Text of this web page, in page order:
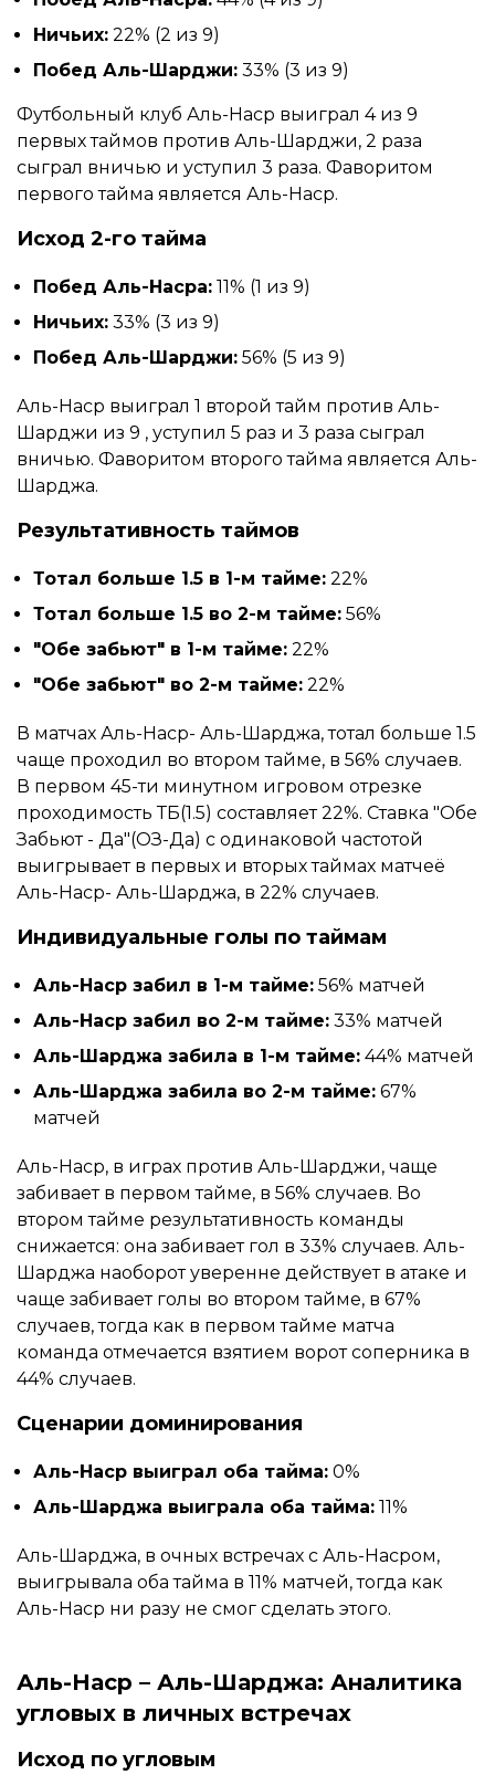
Ничьих: 22% (2 из 9)
Побед Аль-Шарджи: 33% (3 из 9)
Футбольный клуб Аль-Наср выиграл 4 из 9
первых таймов против Аль-Шарджи, 2 раза
сыграл вничью и уступил 3 раза. Фаворитом
первого тайма является Аль-Наср.
Исход 2-го тайма
Побед Аль-Насра: 11% (1 из 9)
Ничьих: 33% (3 из 9)
Побед Аль-Шарджи: 56% (5 из 9)
Аль-Наср выиграл 1 второй тайм против Аль-
Шарджи из 9 , уступил 5 раз и 3 раза сыграл
вничью. Фаворитом второго тайма является Аль-
Шарджа.
Результативность таймов
Тотал больше 1.5 в 1-м тайме: 22%
Тотал больше 1.5 во 2-м тайме: 56%
"Обе забьют" в 1-м тайме: 22%
"Обе забьют" во 2-м тайме: 22%
В матчах Аль-Наср- Аль-Шарджа, тотал больше 1.5
чаще проходил во втором тайме, в 56% случаев.
В первом 45-ти минутном игровом отрезке
проходимость ТБ(1.5) составляет 22%. Ставка "Обе
Забьют - Да"(ОЗ-Да) с одинаковой частотой
выигрывает в первых и вторых таймах матчеё
Аль-Наср- Аль-Шарджа, в 22% случаев.
Индивидуальные голы по таймам
Аль-Наср забил в 1-м тайме: 56% матчей
Аль-Наср забил во 2-м тайме: 33% матчей
Аль-Шарджа забила в 1-м тайме: 44% матчей
Аль-Шарджа забила во 2-м тайме: 67%
матчей
Аль-Наср, в играх против Аль-Шарджи, чаще
забивает в первом тайме, в 56% случаев. Во
втором тайме результативность команды
снижается: она забивает гол в 33% случаев. Аль-
Шарджа наоборот уверенне действует в атаке и
чаще забивает голы во втором тайме, в 67%
случаев, тогда как в первом тайме матча
команда отмечается взятием ворот соперника в
44% случаев.
Сценарии доминирования
Аль-Наср выиграл оба тайма: 0%
Аль-Шарджа выиграла оба тайма: 11%
Аль-Шарджа, в очных встречах с Аль-Насром,
выигрывала оба тайма в 11% матчей, тогда как
Аль-Наср ни разу не смог сделать этого.
Аль-Наср – Аль-Шарджа: Аналитика
угловых в личных встречах
Исход по угловым